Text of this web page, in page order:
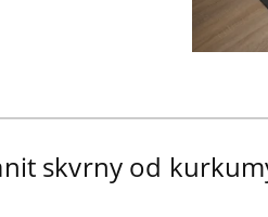
skvrny od